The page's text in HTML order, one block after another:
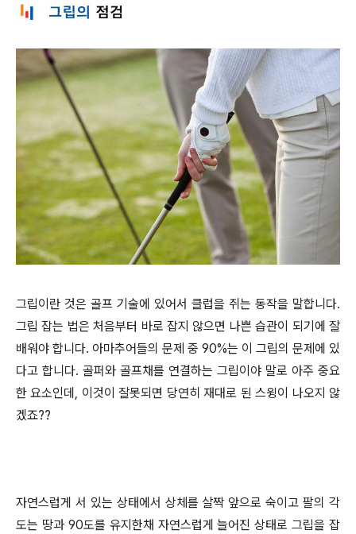
그립이란 것은 골프 기술에 있어서 클럽을 쥐는 동작을 말합니다.
그립 잡는 법은 처음부터 바로 잡지 않으면 나쁜 습관이 되기에 잘
배워야 합니다. 아마추어들의 문제 중 90%는 이 그립의 문제에 있
다고 합니다. 골퍼와 골프채를 연결하는 그립이야 말로 아주 중요
한 요소인데, 이것이 잘못되면 당연히 재대로 된 스윙이 나오지 않
겠죠??
자연스럽게 서 있는 상태에서 상체를 살짝 앞으로 숙이고 팔의 각
도는 땅과 90도를 유지한채 자연스럽게 늘어진 상태로 그립을 잡